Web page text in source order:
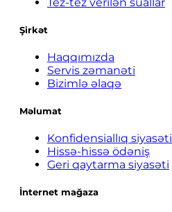
Şirkət
Haqqımızda
Servis zəmanəti
Bizimlə əlaqə
Məlumat
Konfidensiallıq siyasəti
Hissə-hissə ödəniş
Geri qaytarma siyasəti
İnternet mağaza